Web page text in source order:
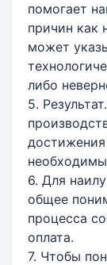
помогает
причин как
может
либо
5.
достижения
6. Для
общее
процесса
оплата.
7. Чтобы